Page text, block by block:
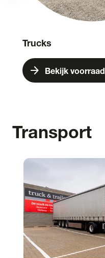
Trucks
arrow_forward Bekijk voorraad
Transport